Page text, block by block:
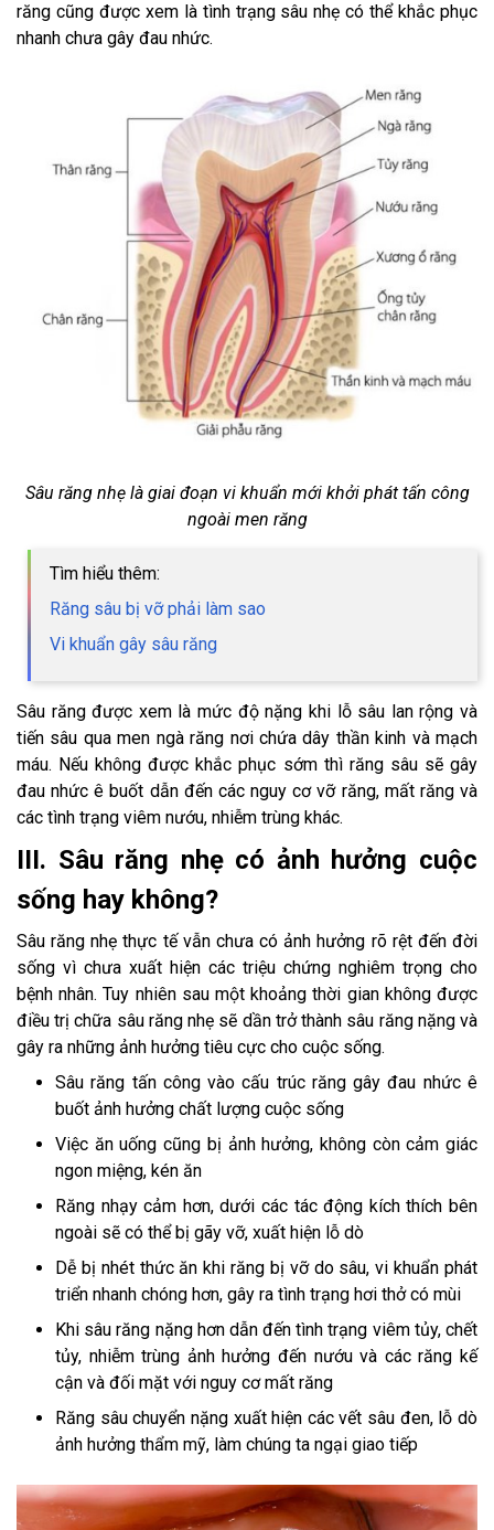
răng cũng được xem là tình trạng sâu nhẹ có thể khắc phục
nhanh chưa gây đau nhức.
Sâu răng nhẹ là giai đoạn vi khuẩn mới khởi phát tấn công
ngoài men răng
Tìm hiểu thêm:
Răng sâu bị vỡ phải làm sao
Vi khuẩn gây sâu răng
Sâu răng được xem là mức độ nặng khi lỗ sâu lan rộng và
tiến sâu qua men ngà răng nơi chứa dây thần kinh và mạch
máu. Nếu không được khắc phục sớm thì răng sâu sẽ gây
đau nhức ê buốt dẫn đến các nguy cơ vỡ răng, mất răng và
các tình trạng viêm nướu, nhiễm trùng khác.
III. Sâu răng nhẹ có ảnh hưởng cuộc
sống hay không?
Sâu răng nhẹ thực tế vẫn chưa có ảnh hưởng rõ rệt đến đời
sống vì chưa xuất hiện các triệu chứng nghiêm trọng cho
bệnh nhân. Tuy nhiên sau một khoảng thời gian không được
điều trị chữa sâu răng nhẹ sẽ dần trở thành sâu răng nặng và
gây ra những ảnh hưởng tiêu cực cho cuộc sống.
Sâu răng tấn công vào cấu trúc răng gây đau nhức ê
buốt ảnh hưởng chất lượng cuộc sống
Việc ăn uống cũng bị ảnh hưởng, không còn cảm giác
ngon miệng, kén ăn
Răng nhạy cảm hơn, dưới các tác động kích thích bên
ngoài sẽ có thể bị gãy vỡ, xuất hiện lỗ dò
Dễ bị nhét thức ăn khi răng bị vỡ do sâu, vi khuẩn phát
triển nhanh chóng hơn, gây ra tình trạng hơi thở có mùi
Khi sâu răng nặng hơn dẫn đến tình trạng viêm tủy, chết
tủy, nhiễm trùng ảnh hưởng đến nướu và các răng kế
cận và đối mặt với nguy cơ mất răng
Răng sâu chuyển nặng xuất hiện các vết sâu đen, lỗ dò
ảnh hưởng thẩm mỹ, làm chúng ta ngại giao tiếp